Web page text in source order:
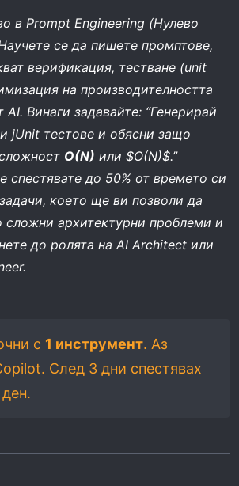
в Prompt Engineering (Нулево
се да пишете промптове,
верификация, тестване (unit
на производителността
AI. Винаги задавайте: “Генерирай
jUnit тестове и обясни защо
O(N) или $O(N)$.”
спестявате до 50% от времето си
което ще ви позволи да
сложни архитектурни проблеми и
до ролята на AI Architect или
с 1 инструмент. Аз
След 3 дни спестявах